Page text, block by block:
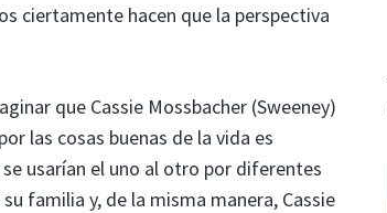
ciertamente hacen que la perspectiva
que Cassie Mossbacher (Sweeney)
las cosas buenas de la vida es
usarían el uno al otro por diferentes
familia y, de la misma manera, Cassie